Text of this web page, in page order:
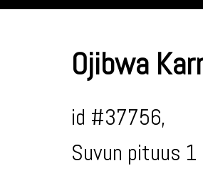
Ojibwa
id #37756,
Suvun pituus